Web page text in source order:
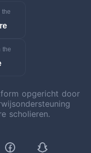
the
the
opgericht door
scholieren.